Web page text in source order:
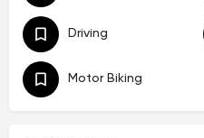
Driving
Motor Biking